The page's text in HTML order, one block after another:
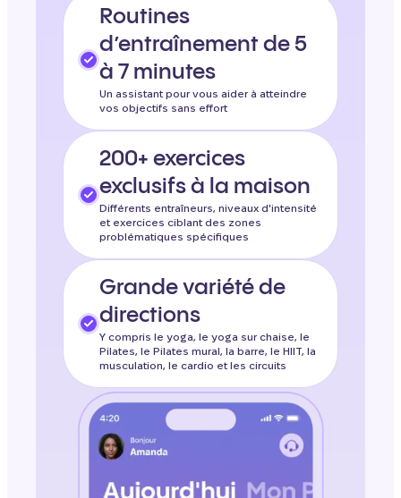
Routines
d’entraînement de 5
à 7 minutes
Un assistant pour vous aider à atteindre
vos objectifs sans effort
200+ exercices
exclusifs à la maison
Différents entraîneurs, niveaux d'intensité
et exercices ciblant des zones
problématiques spécifiques
Grande variété de
directions
Y compris le yoga, le yoga sur chaise, le
Pilates, le Pilates mural, la barre, le HIIT, la
musculation, le cardio et les circuits